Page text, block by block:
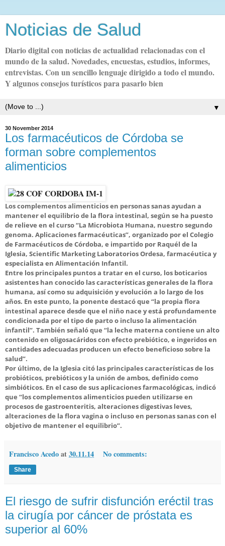
Noticias de Salud
Diario digital con noticias de actualidad relacionadas con el
mundo de la salud. Novedades, encuestas, estudios, informes,
entrevistas. Con un sencillo lenguaje dirigido a todo el mundo.
Y algunos consejos turísticos para pasarlo bien
▼
30 November 2014
Los farmacéuticos de Córdoba se
forman sobre complementos
alimenticios
Los complementos alimenticios en personas sanas ayudan a
mantener el equilibrio de la flora intestinal, según se ha puesto
de relieve en el curso “La Microbiota Humana, nuestro segundo
genoma. Aplicaciones farmacéuticas”, organizado por el Colegio
de Farmacéuticos de Córdoba, e impartido por Raquél de la
Iglesia, Scientific Marketing Laboratorios Ordesa, farmacéutica y
especialista en Alimentación Infantil.
Entre los principales puntos a tratar en el curso, los boticarios
asistentes han conocido las características generales de la flora
humana, así como su adquisición y evolución a lo largo de los
años. En este punto, la ponente destacó que “la propia flora
intestinal aparece desde que el niño nace y está profundamente
condicionada por el tipo de parto o incluso la alimentación
infantil”. También señaló que “la leche materna contiene un alto
contenido en oligosacáridos con efecto prebiótico, e ingeridos en
cantidades adecuadas producen un efecto beneficioso sobre la
salud”.
Por último, de la Iglesia citó las principales características de los
probióticos, prebióticos y la unión de ambos, definido como
simbióticos. En el caso de sus aplicaciones farmacológicas, indicó
que “los complementos alimenticios pueden utilizarse en
procesos de gastroenteritis, alteraciones digestivas leves,
alteraciones de la flora vagina o incluso en personas sanas con el
objetivo de mantener el equilibrio”.
Francisco Acedoat30.11.14 No comments:
Share
El riesgo de sufrir disfunción eréctil tras
la cirugía por cáncer de próstata es
superior al 60%